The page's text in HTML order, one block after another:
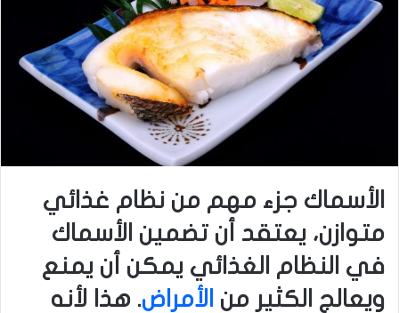
الأسماك جزء مهم من نظام غذائي
متوازن، يعتقد أن تضمين الأسماك
في النظام الغذائي يمكن أن يمنع
ويعالج الكثير من الأمراض. هذا لأنه